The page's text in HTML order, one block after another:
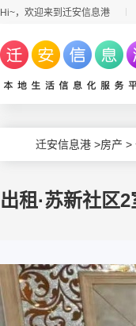
Hi~，欢迎来到迁安信息港
迁安信息港 >房产 >
出租·苏新社区